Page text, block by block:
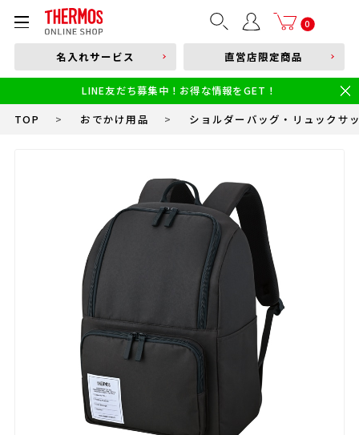
0
部品購入はこちら
本体品番やキーワードを入力
食洗機対応 新製品
幼児・園児向け水筒
小学生 低・中学年向け水筒
小学生 中・高学年向け水筒
名入れサービス 直営店限定商品
LINE友だち募集中！お得な情報をGET！
TOP > おでかけ用品 > ショルダーバッグ・リュックサ